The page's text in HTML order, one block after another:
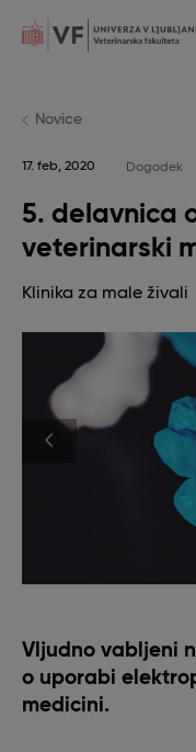
mainPOJDI
Novice
17. feb, 2020 Dogodek
5. delavnica
veterinarski
Klinika za male živali
Vljudno vabljeni
o uporabi
medicini.